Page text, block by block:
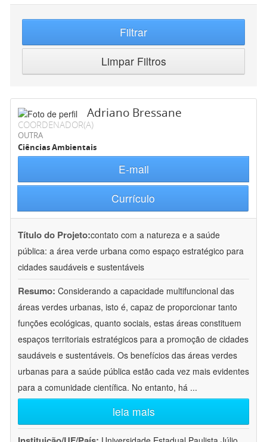
Filtrar
Limpar Filtros
Adriano Bressane
COORDENADOR(A)
OUTRA
Ciências Ambientais
E-mail
Currículo
Título do Projeto:contato com a natureza e a saúde
pública: a área verde urbana como espaço estratégico para
cidades saudáveis e sustentáveis
Resumo: Considerando a capacidade multifuncional das
áreas verdes urbanas, isto é, capaz de proporcionar tanto
funções ecológicas, quanto sociais, estas áreas constituem
espaços territoriais estratégicos para a promoção de cidades
saudáveis e sustentáveis. Os benefícios das áreas verdes
urbanas para a saúde pública estão cada vez mais evidentes
para a comunidade científica. No entanto, há ...
leia mais